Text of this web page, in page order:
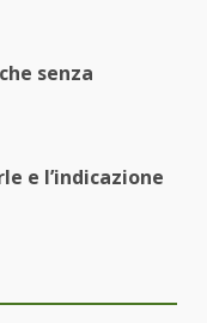
senza
e l’indicazione